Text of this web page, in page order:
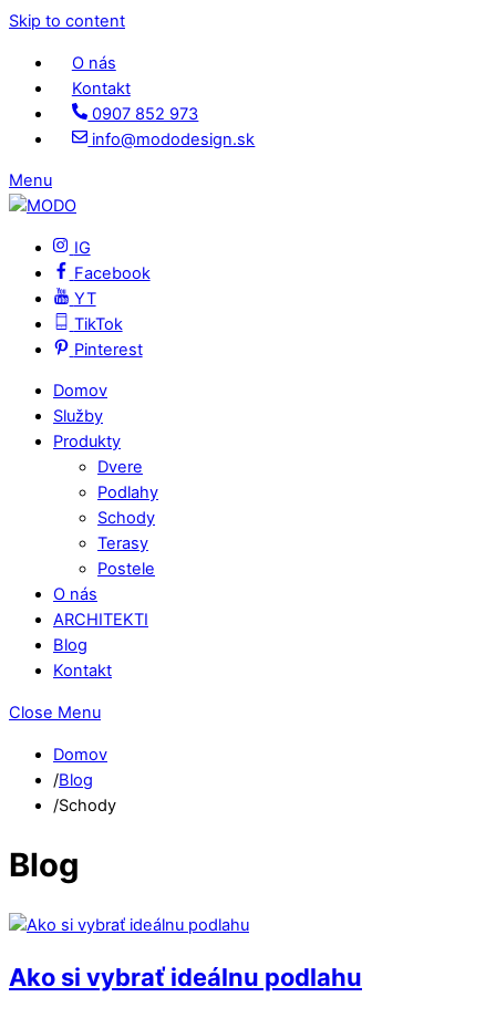
Skip to content
O nás
Kontakt
0907 852 973
info@mododesign.sk
Menu
IG
Facebook
YT
TikTok
Pinterest
Domov
Služby
Produkty
Dvere
Podlahy
Schody
Terasy
Postele
O nás
ARCHITEKTI
Blog
Kontakt
Close Menu
Domov
/Blog
/Schody
Blog
Ako si vybrať ideálnu podlahu